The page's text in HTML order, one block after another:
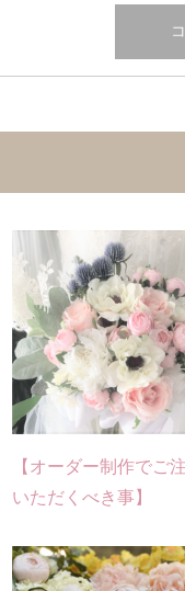
【オーダー制作でご
いただくべき事】